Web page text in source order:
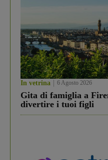
In vetrina 6 Agosto 2026
Gita di famiglia a
divertire i tuoi figli